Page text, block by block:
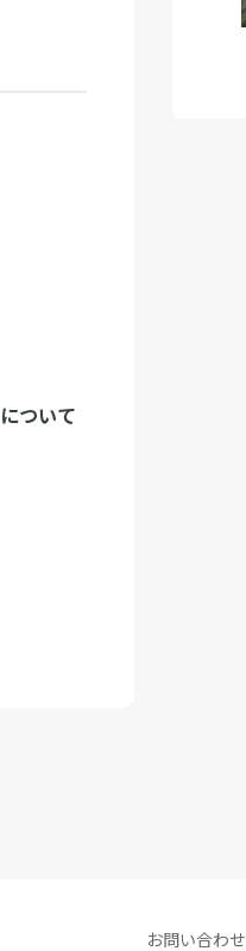
ついて
お問い合わせ